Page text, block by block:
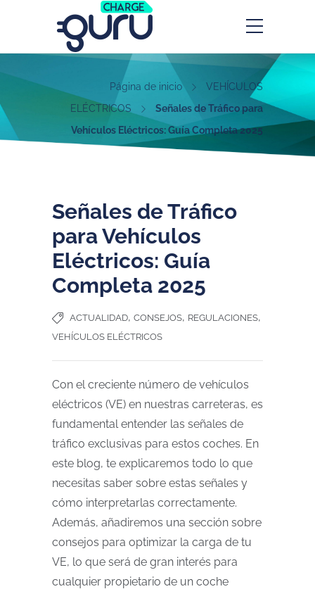
Página de inicio
VEHÍCULOS
ELÉCTRICOS
Señales de Tráfico para
Vehículos Eléctricos: Guía Completa 2025
Señales de Tráfico
para Vehículos
Eléctricos: Guía
Completa 2025
ACTUALIDAD, CONSEJOS, REGULACIONES,
VEHÍCULOS ELÉCTRICOS
Con el creciente número de vehículos
eléctricos (VE) en nuestras carreteras, es
fundamental entender las señales de
tráfico exclusivas para estos coches. En
este blog, te explicaremos todo lo que
necesitas saber sobre estas señales y
cómo interpretarlas correctamente.
Además, añadiremos una sección sobre
consejos para optimizar la carga de tu
VE, lo que será de gran interés para
cualquier propietario de un coche